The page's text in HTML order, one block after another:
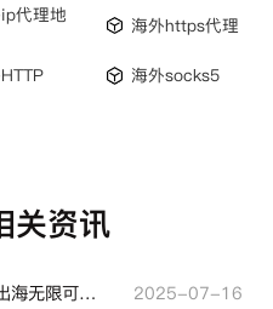
代理地
海外https代理
海外socks5
关资讯
DuoPlus云手机功能全览，助力出海无限可能！
2025-07-16